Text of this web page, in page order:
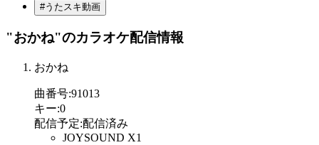
#うたスキ動画
"おかね"のカラオケ配信情報
おかね
曲番号:91013
キー:0
配信予定:配信済み
JOYSOUND X1